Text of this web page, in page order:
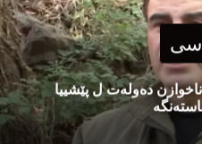
دەولەت ل پێشییا